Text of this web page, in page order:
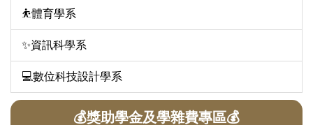
⛹️體育學系
✨資訊科學系
💻數位科技設計學系
💰獎助學金及學雜費專區💰